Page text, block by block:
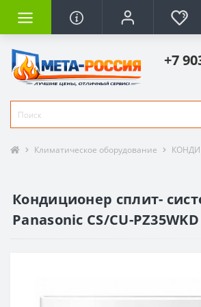
+7
Климатическое оборудование
Кондиционер сплит-
Panasonic CS/CU-